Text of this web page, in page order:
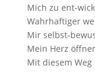
Mich zu ent-
Wahrhaftiger
Mir selbst-
Mein Herz
Mit diesem